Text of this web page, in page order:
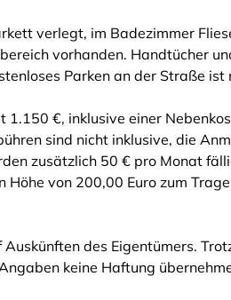
verlegt, im Badezimmer
vorhanden. Handtücher
Parken an der Straße ist
1.150 €, inklusive einer
sind nicht inklusive, die
zusätzlich 50 € pro Monat
Höhe von 200,00 Euro zum
des Eigentümers.
keine Haftung